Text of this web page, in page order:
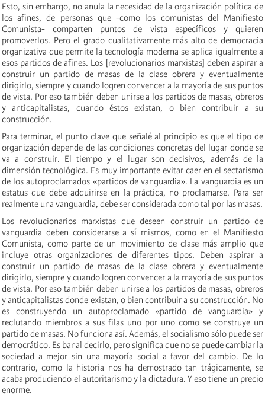
Esto, sin embargo, no anula la necesidad de la organización política de
los afines, de personas que -como los comunistas del Manifiesto
Comunista- comparten puntos de vista específicos y quieren
promoverlos. Pero el grado cualitativamente más alto de democracia
organizativa que permite la tecnología moderna se aplica igualmente a
esos partidos de afines. Los [revolucionarios marxistas] deben aspirar a
construir un partido de masas de la clase obrera y eventualmente
dirigirlo, siempre y cuando logren convencer a la mayoría de sus puntos
de vista. Por eso también deben unirse a los partidos de masas, obreros
y anticapitalistas, cuando éstos existan, o bien contribuir a su
construcción.
Para terminar, el punto clave que señalé al principio es que el tipo de
organización depende de las condiciones concretas del lugar donde se
va a construir. El tiempo y el lugar son decisivos, además de la
dimensión tecnológica. Es muy importante evitar caer en el sectarismo
de los autoproclamados «partidos de vanguardia». La vanguardia es un
estatus que debe adquirirse en la práctica, no proclamarse. Para ser
realmente una vanguardia, debe ser considerada como tal por las masas.
Los revolucionarios marxistas que deseen construir un partido de
vanguardia deben considerarse a sí mismos, como en el Manifiesto
Comunista, como parte de un movimiento de clase más amplio que
incluye otras organizaciones de diferentes tipos. Deben aspirar a
construir un partido de masas de la clase obrera y eventualmente
dirigirlo, siempre y cuando logren convencer a la mayoría de sus puntos
de vista. Por eso también deben unirse a los partidos de masas, obreros
y anticapitalistas donde existan, o bien contribuir a su construcción. No
es construyendo un autoproclamado «partido de vanguardia» y
reclutando miembros a sus filas uno por uno como se construye un
partido de masas. No funciona así. Además, el socialismo sólo puede ser
democrático. Es banal decirlo, pero significa que no se puede cambiar la
sociedad a mejor sin una mayoría social a favor del cambio. De lo
contrario, como la historia nos ha demostrado tan trágicamente, se
acaba produciendo el autoritarismo y la dictadura. Y eso tiene un precio
enorme.